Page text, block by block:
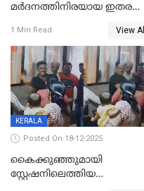
മർദനത്തിനിരയായ ഇതര
നടുക്കുന്ന സംഭവം
വാളയാറിൽ
1 Min Read View All
KERALA
Posted On 18-12-2025
കൈക്കുഞ്ഞുമായി
സ്റ്റേഷനിലെത്തിയ